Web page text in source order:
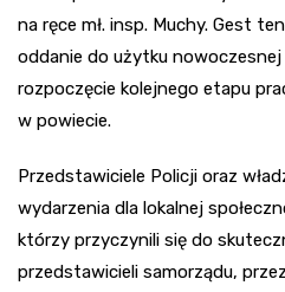
na ręce mł. insp. Muchy. Gest
oddanie do użytku nowoczesnej
rozpoczęcie kolejnego etapu
w powiecie.
Przedstawiciele Policji oraz
wydarzenia dla lokalnej
którzy przyczynili się do
przedstawicieli samorządu,